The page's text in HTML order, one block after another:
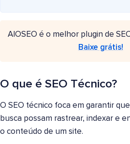
AIOSEO é o melhor plugin de
Baixe grátis!
O que é SEO Técnico?
O SEO técnico foca em garantir
busca possam rastrear, indexar e
o conteúdo de um site.